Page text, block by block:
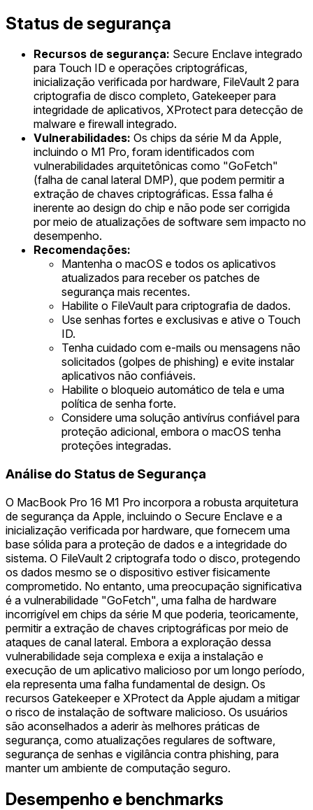
Status de segurança
Recursos de segurança: Secure Enclave integrado
para Touch ID e operações criptográficas,
inicialização verificada por hardware, FileVault 2 para
criptografia de disco completo, Gatekeeper para
integridade de aplicativos, XProtect para detecção de
malware e firewall integrado.
Vulnerabilidades: Os chips da série M da Apple,
incluindo o M1 Pro, foram identificados com
vulnerabilidades arquitetônicas como "GoFetch"
(falha de canal lateral DMP), que podem permitir a
extração de chaves criptográficas. Essa falha é
inerente ao design do chip e não pode ser corrigida
por meio de atualizações de software sem impacto no
desempenho.
Recomendações:
Mantenha o macOS e todos os aplicativos
atualizados para receber os patches de
segurança mais recentes.
Habilite o FileVault para criptografia de dados.
Use senhas fortes e exclusivas e ative o Touch
ID.
Tenha cuidado com e-mails ou mensagens não
solicitados (golpes de phishing) e evite instalar
aplicativos não confiáveis.
Habilite o bloqueio automático de tela e uma
política de senha forte.
Considere uma solução antivírus confiável para
proteção adicional, embora o macOS tenha
proteções integradas.
Análise do Status de Segurança
O MacBook Pro 16 M1 Pro incorpora a robusta arquitetura
de segurança da Apple, incluindo o Secure Enclave e a
inicialização verificada por hardware, que fornecem uma
base sólida para a proteção de dados e a integridade do
sistema. O FileVault 2 criptografa todo o disco, protegendo
os dados mesmo se o dispositivo estiver fisicamente
comprometido. No entanto, uma preocupação significativa
é a vulnerabilidade "GoFetch", uma falha de hardware
incorrigível em chips da série M que poderia, teoricamente,
permitir a extração de chaves criptográficas por meio de
ataques de canal lateral. Embora a exploração dessa
vulnerabilidade seja complexa e exija a instalação e
execução de um aplicativo malicioso por um longo período,
ela representa uma falha fundamental de design. Os
recursos Gatekeeper e XProtect da Apple ajudam a mitigar
o risco de instalação de software malicioso. Os usuários
são aconselhados a aderir às melhores práticas de
segurança, como atualizações regulares de software,
segurança de senhas e vigilância contra phishing, para
manter um ambiente de computação seguro.
Desempenho e benchmarks